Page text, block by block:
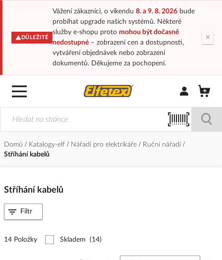
DŮLEŽITÉ
Vážení zákazníci, o víkendu 8. a 9. 8. 2026bude
probíhat upgrade našich systémů. Některé
služby e-shopu proto mohou být dočasně
nedostupné– zobrazení cen a dostupnosti,
vytváření objednávek nebo zobrazení
dokumentů. Děkujeme za pochopení.
×
Přihlásit/
Domů Katalogy-elf Nářadí pro elektrikáře
Ruční nářadí
Stříhání kabelů
Stříhání kabelů
14 Položky Skladem (14)
Filtr